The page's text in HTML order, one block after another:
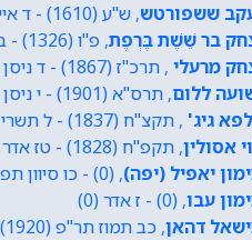
ששפורטש, ש"ע (1610) - ד אייר תנ"ח (1698)
בר שֵׁשֶׁת בֶּרְפֶת, פ"ו (1326) - ב אלול קס"ח (1408)
מרעלי , תרכ"ז (1867) - ד ניסן תשי"ב (1952)
ללום, תרס"א (1901) - י ניסן תש"י (1950)
גיג' , תקצ"ח (1837) - ל תשרי תרע"ו (1916)
אסולין, תקפ"ח (1828) - טז אדר תרס"ג (1903)
יאפיל (יפה), (0) - כו סיוון תפ"ז (1727)
עבו, (0) - ז אדר (0)
דהאן, כב תמוז תר"פ (1920) - כה אלול תשנ"ז (1997)